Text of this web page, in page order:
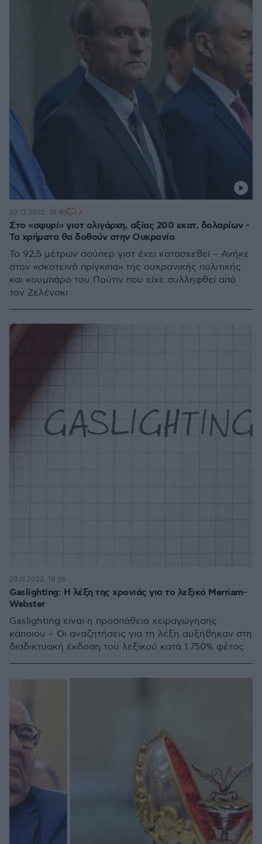
Στο «σφυρί» γιοτ ολιγάρχη, αξίας 200 εκατ. δολαρίων -
Τα χρήματα θα δοθούν στην Ουκρανία
Το 92,5 μέτρων σούπερ γιοτ έχει κατασχεθεί – Ανήκε
στον «σκοτεινό πρίγκιπα» της ουκρανικής πολιτικής
και κουμπάρο του Πούτιν που είχε συλληφθεί από
τον Ζελένσκι
02.12.2022, 18:45 2
Gaslighting: Η λέξη της χρονιάς για το λεξικό Merriam-
Webster
Gaslighting είναι η προσπάθεια χειραγώγησης
κάποιου – Οι αναζητήσεις για τη λέξη αυξήθηκαν στη
διαδικτυακή έκδοση του λεξικού κατά 1.750% φέτος
28.11.2022, 18:58